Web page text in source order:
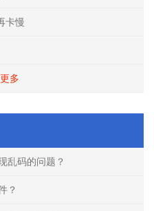
卡慢
多
乱码的问题？
？